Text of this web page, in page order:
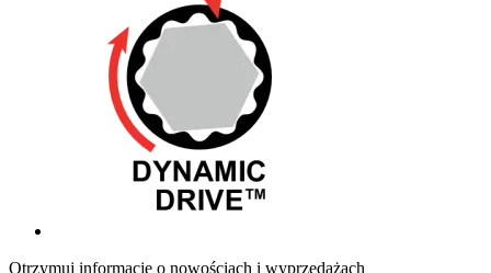
Otrzymuj informację o nowościach i wyprzedażach